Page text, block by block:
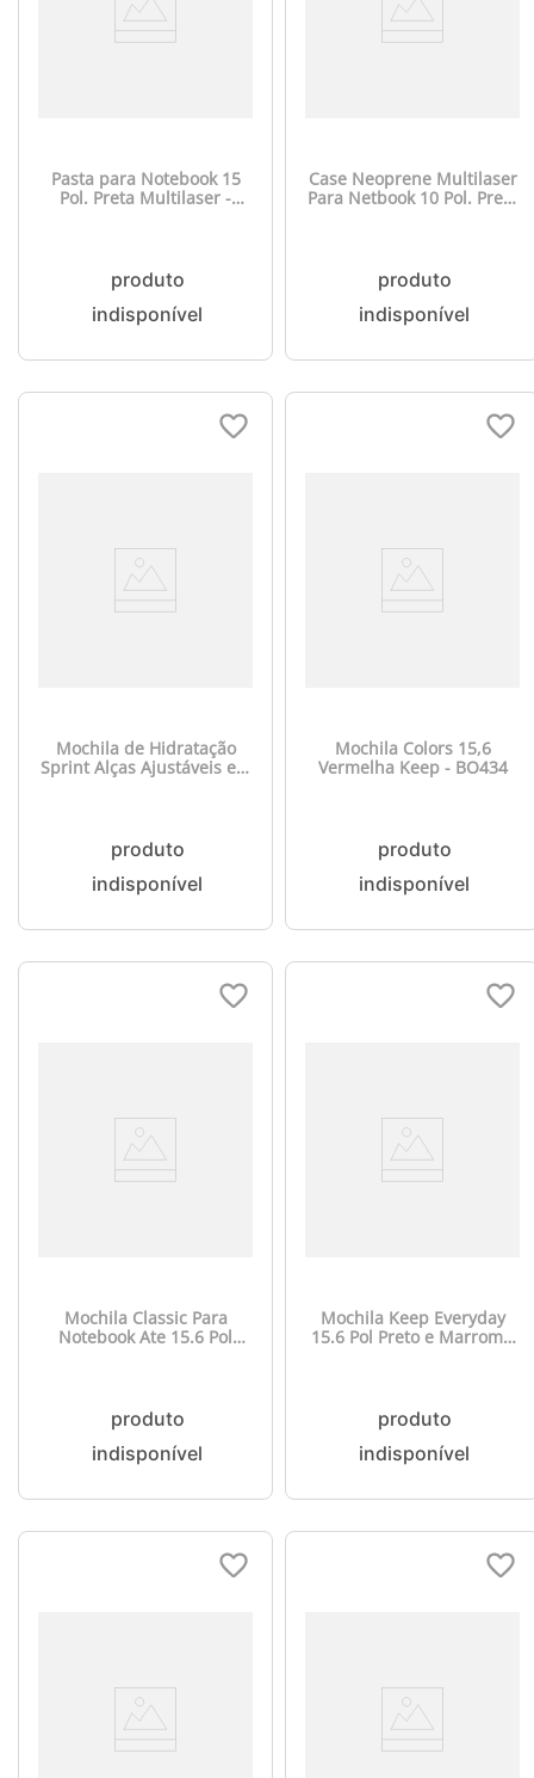
Pasta para Notebook 15
Pol. Preta Multilaser -
Case Neoprene Multilaser
Para Netbook 10 Pol. Preto
Mochila de Hidratação
Sprint Alças Ajustáveis em
Mochila Colors 15,6
Vermelha Keep - BO434
Mochila Classic Para
Notebook Ate 15.6 Pol
Mochila Keep Everyday
15.6 Pol Preto e Marrom -